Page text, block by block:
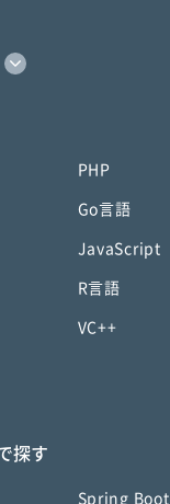
PHP
Go言語
JavaScript
R言語
VC++
探す
Spring Boot